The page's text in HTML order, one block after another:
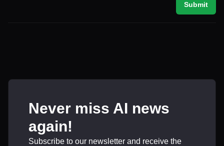
Submit
Never miss AI news
again!
Subscribe to our newsletter and receive the